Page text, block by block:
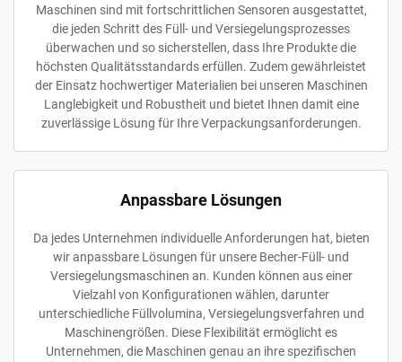
Maschinen sind mit fortschrittlichen Sensoren ausgestattet,
die jeden Schritt des Füll- und Versiegelungsprozesses
überwachen und so sicherstellen, dass Ihre Produkte die
höchsten Qualitätsstandards erfüllen. Zudem gewährleistet
der Einsatz hochwertiger Materialien bei unseren Maschinen
Langlebigkeit und Robustheit und bietet Ihnen damit eine
zuverlässige Lösung für Ihre Verpackungsanforderungen.
Anpassbare Lösungen
Da jedes Unternehmen individuelle Anforderungen hat, bieten
wir anpassbare Lösungen für unsere Becher-Füll- und
Versiegelungsmaschinen an. Kunden können aus einer
Vielzahl von Konfigurationen wählen, darunter
unterschiedliche Füllvolumina, Versiegelungsverfahren und
Maschinengrößen. Diese Flexibilität ermöglicht es
Unternehmen, die Maschinen genau an ihre spezifischen